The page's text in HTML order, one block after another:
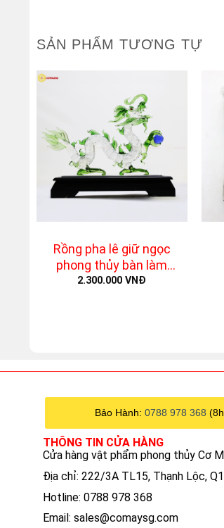
SẢN PHẨM TƯƠNG TỰ
Rồng pha lê giữ ngọc
phong thủy bàn làm
việc
2.300.000VNĐ
Bảo Hành:0788 978 368
THÔNG TIN CỬA HÀNG
Cửa hàng vật phẩm phong thủy Cơ
Địa chỉ: 222/3A TL15, Thạnh Lộc,
Hotline: 0788 978 368
Email: sales@comaysg.com